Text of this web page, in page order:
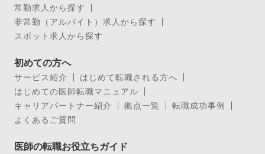
常勤求人から探す
非常勤（アルバイト）求人から探す
スポット求人から探す
初めての方へ
サービス紹介
はじめて転職される方へ
はじめての医師転職マニュアル
キャリアパートナー紹介
拠点一覧
転職成功事例
よくあるご質問
医師の転職お役立ちガイド